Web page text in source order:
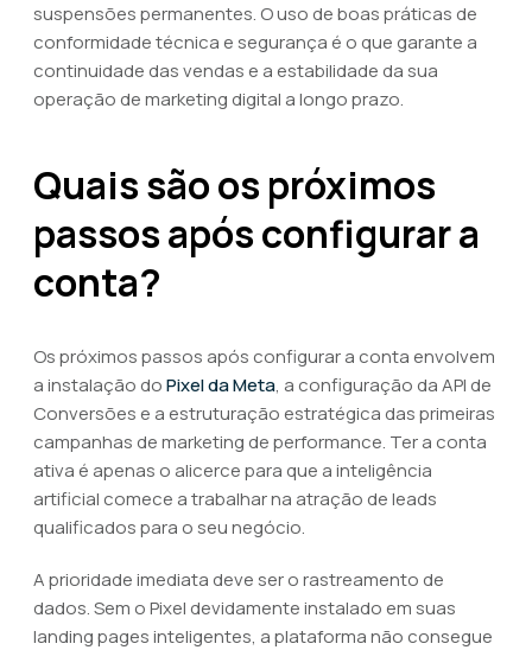
suspensões permanentes. O uso de boas práticas de
conformidade técnica e segurança é o que garante a
continuidade das vendas e a estabilidade da sua
operação de marketing digital a longo prazo.
Quais são os próximos
passos após configurar a
conta?
Os próximos passos após configurar a conta envolvem
a instalação doPixel da Meta, a configuração da API de
Conversões e a estruturação estratégica das primeiras
campanhas de marketing de performance. Ter a conta
ativa é apenas o alicerce para que a inteligência
artificial comece a trabalhar na atração de leads
qualificados para o seu negócio.
A prioridade imediata deve ser o rastreamento de
dados. Sem o Pixel devidamente instalado em suas
landing pages inteligentes, a plataforma não consegue